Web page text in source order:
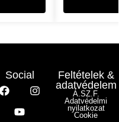
Social
Feltételek &
adatvédelem
Á.SZ.F.
Adatvédelmi
nyilatkozat
Cookie